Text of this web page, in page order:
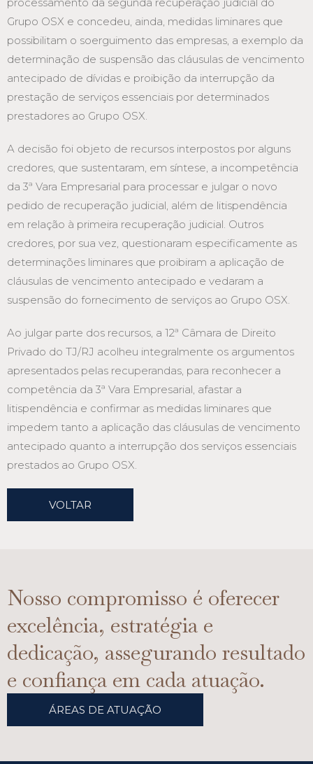
Grupo OSX e concedeu, ainda, medidas liminares que
possibilitam o soerguimento das empresas, a exemplo da
determinação de suspensão das cláusulas de vencimento
antecipado de dívidas e proibição da interrupção da
prestação de serviços essenciais por determinados
prestadores ao Grupo OSX.
A decisão foi objeto de recursos interpostos por alguns
credores, que sustentaram, em síntese, a incompetência
da 3ª Vara Empresarial para processar e julgar o novo
pedido de recuperação judicial, além de litispendência
em relação à primeira recuperação judicial. Outros
credores, por sua vez, questionaram especificamente as
determinações liminares que proibiram a aplicação de
cláusulas de vencimento antecipado e vedaram a
suspensão do fornecimento de serviços ao Grupo OSX.
Ao julgar parte dos recursos, a 12ª Câmara de Direito
Privado do TJ/RJ acolheu integralmente os argumentos
apresentados pelas recuperandas, para reconhecer a
competência da 3ª Vara Empresarial, afastar a
litispendência e confirmar as medidas liminares que
impedem tanto a aplicação das cláusulas de vencimento
antecipado quanto a interrupção dos serviços essenciais
prestados ao Grupo OSX.
VOLTAR
Nosso compromisso é oferecer
excelência, estratégia e
dedicação, assegurando resultado
e confiança em cada atuação.
ÁREAS DE ATUAÇÃO